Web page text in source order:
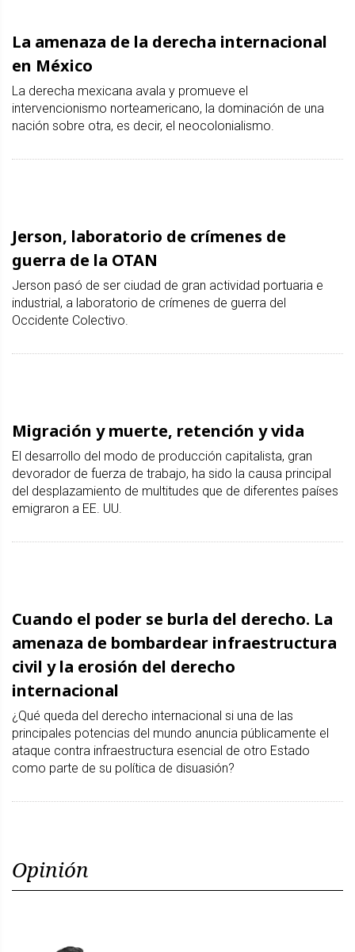
La amenaza de la derecha internacional
en México
La derecha mexicana avala y promueve el
intervencionismo norteamericano, la dominación de una
nación sobre otra, es decir, el neocolonialismo.
Jerson, laboratorio de crímenes de
guerra de la OTAN
Jerson pasó de ser ciudad de gran actividad portuaria e
industrial, a laboratorio de crímenes de guerra del
Occidente Colectivo.
Migración y muerte, retención y vida
El desarrollo del modo de producción capitalista, gran
devorador de fuerza de trabajo, ha sido la causa principal
del desplazamiento de multitudes que de diferentes países
emigraron a EE. UU.
Cuando el poder se burla del derecho. La
amenaza de bombardear infraestructura
civil y la erosión del derecho
internacional
¿Qué queda del derecho internacional si una de las
principales potencias del mundo anuncia públicamente el
ataque contra infraestructura esencial de otro Estado
como parte de su política de disuasión?
Opinión